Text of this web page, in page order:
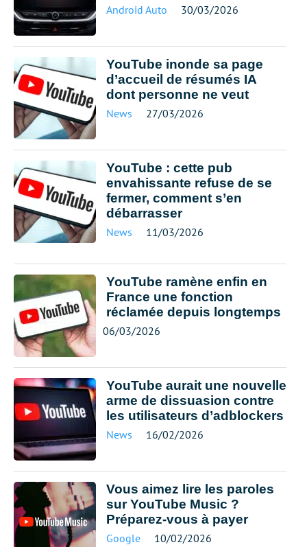
Android Auto 30/03/2026
YouTube inonde sa page
d’accueil de résumés IA
dont personne ne veut
News 27/03/2026
YouTube : cette pub
envahissante refuse de se
fermer, comment s’en
débarrasser
News 11/03/2026
YouTube ramène enfin en
France une fonction
réclamée depuis longtemps
06/03/2026
YouTube aurait une nouvelle
arme de dissuasion contre
les utilisateurs d’adblockers
News 16/02/2026
Vous aimez lire les paroles
sur YouTube Music ?
Préparez-vous à payer
Google 10/02/2026